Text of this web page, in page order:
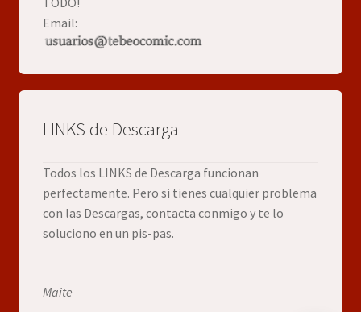
Email:
LINKS de Descarga
Todos los LINKS de Descarga funcionan
perfectamente. Pero si tienes cualquier problema
con las Descargas, contacta conmigo y te lo
soluciono en un pis-pas.
Maite